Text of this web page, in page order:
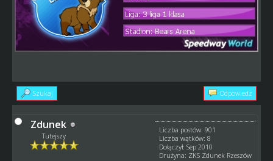
Szukaj Odpowiedz
Zdunek
Tutejszy
Liczba postów: 901
Liczba wątków: 8
Dołączył: Sep 2010
Drużyna: ZKS Zdunek Rzeszów